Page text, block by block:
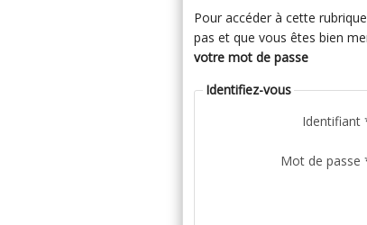
Pour accéder à cette
pas et que vous êtes bien
votre mot de passe
Identifiez-vous
Identifiant
Mot de passe